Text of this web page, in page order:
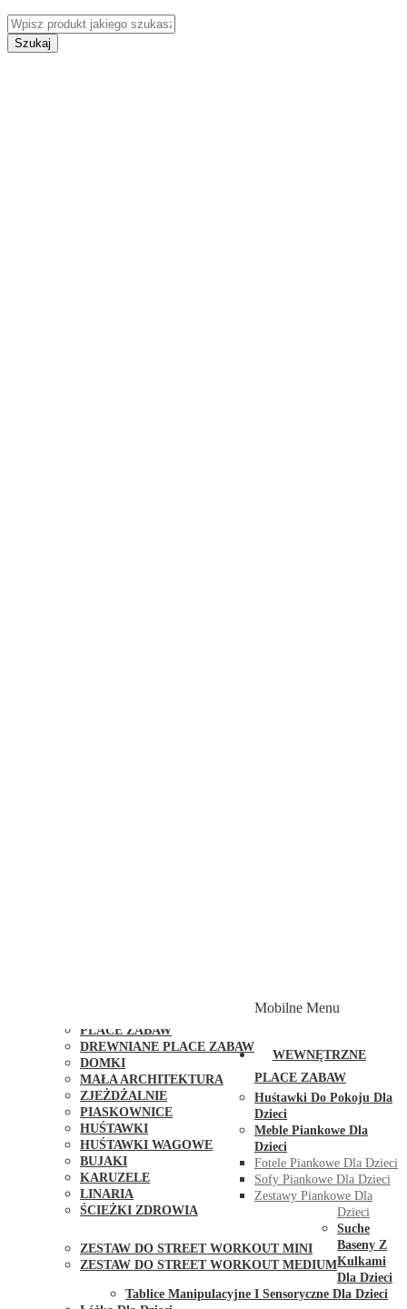
Szukaj
PLACE ZABAW
DREWNIANE PLACE ZABAW
DOMKI
MAŁA ARCHITEKTURA
ZJEŻDŻALNIE
PIASKOWNICE
HUŚTAWKI
HUŚTAWKI WAGOWE
BUJAKI
KARUZELE
LINARIA
ŚCIEŻKI ZDROWIA
ZESTAW DO STREET WORKOUT MINI
ZESTAW DO STREET WORKOUT MEDIUM
Mobilne Menu
WEWNĘTRZNE
PLACE ZABAW
Huśtawki Do Pokoju Dla
Dzieci
Meble Piankowe Dla
Dzieci
Fotele Piankowe Dla Dzieci
Sofy Piankowe Dla Dzieci
Zestawy Piankowe Dla
Dzieci
Suche
Baseny Z
Kulkami
Dla Dzieci
Tablice Manipulacyjne I Sensoryczne Dla Dzieci